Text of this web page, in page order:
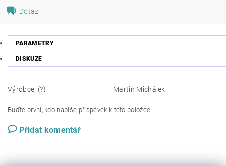
Dotaz
PARAMETRY
DISKUZE
Výrobce: (?) Martin Michálek
Buďte první, kdo napíše příspěvek k této položce.
Přidat komentář